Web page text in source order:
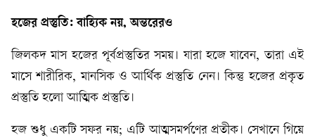
হজের প্রস্তুতি: বাহ্যিক নয়, অন্তরেরও
জিলকদ মাস হজের পূর্বপ্রস্তুতির সময়। যারা হজে যাবেন, তারা এই
মাসে শারীরিক, মানসিক ও আর্থিক প্রস্তুতি নেন। কিন্তু হজের প্রকৃত
প্রস্তুতি হলো আত্মিক প্রস্তুতি।
হজ শুধু একটি সফর নয়; এটি আত্মসমর্পণের প্রতীক। সেখানে গিয়ে